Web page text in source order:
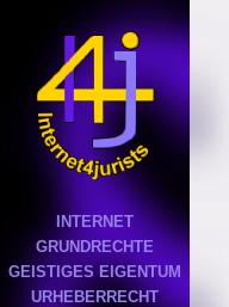
INTERNET
GRUNDRECHTE
GEISTIGES EIGENTUM
URHEBERRECHT